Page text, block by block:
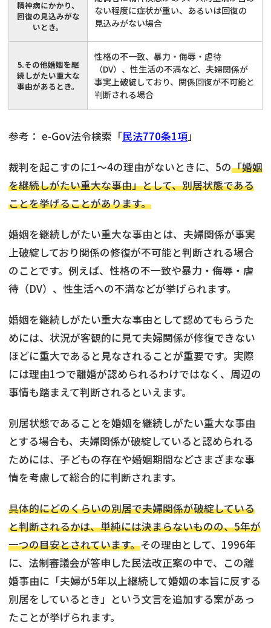
精神病にかかり、
回復の見込みがな
いとき。
ない程度に症状が重い、あるいは回復の
見込みがない場合
5.その他婚姻を継
続しがたい重大な
事由があるとき。
性格の不一致、暴力・侮辱・虐待
（DV）、性生活の不満など、夫婦関係が
事実上破綻しており、関係回復が不可能と
判断される場合
参考： e-Gov法令検索「民法770条1項」
裁判を起こすのに1～4の理由がないときに、5の「婚姻
を継続しがたい重大な事由」として、別居状態である
ことを挙げることがあります。
婚姻を継続しがたい重大な事由とは、夫婦関係が事実
上破綻しており関係の修復が不可能と判断される場合
のことです。例えば、性格の不一致や暴力・侮辱・虐
待（DV）、性生活への不満などが挙げられます。
婚姻を継続しがたい重大な事由として認めてもらうた
めには、状況が客観的に見て夫婦関係が修復できない
ほどに重大であると見なされることが重要です。実際
には理由1つで離婚が認められるわけではなく、周辺の
事情も踏まえて判断されるといえます。
別居状態であることを婚姻を継続しがたい重大な事由
とする場合も、夫婦関係が破綻していると認められる
ためには、子どもの存在や婚姻期間などさまざまな事
情を考慮して総合的に判断されます。
具体的にどのくらいの別居で夫婦関係が破綻している
と判断されるかは、単純には決まらないものの、5年が
一つの目安とされています。その理由として、1996年
に、法制審議会が答申した民法改正案の中で、この離
婚事由に「夫婦が5年以上継続して婚姻の本旨に反する
別居をしているとき」という文言を追加する案があっ
たことが挙げられます。